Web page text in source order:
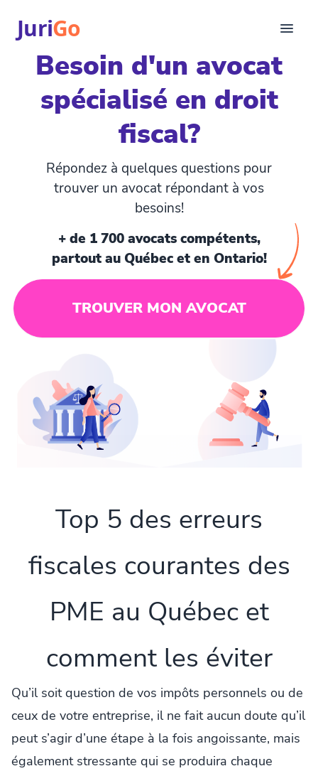
JuriGo
Consultation
Articles juridiques
Pour avocats
Trouver un avocat
Besoin d'un avocat
spécialisé en droit
fiscal?
Répondez à quelques questions pour
trouver un avocat répondant à vos
besoins!
+ de 1 700 avocats compétents,
partout au Québec et en Ontario!
TROUVER MON AVOCAT
Top 5 des erreurs
fiscales courantes des
PME au Québec et
comment les éviter
Qu’il soit question de vos impôts personnels ou de
ceux de votre entreprise, il ne fait aucun doute qu’il
peut s’agir d’une étape à la fois angoissante, mais
également stressante qui se produira chaque